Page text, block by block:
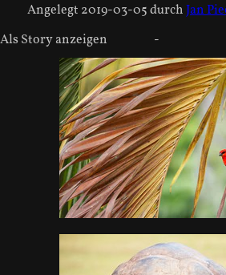
Angelegt 2019-03-05durchJan
Als Story anzeigen
-